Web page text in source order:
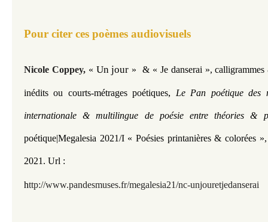
Pour citer ces poèmes audiovisuels
Nicole Coppey, « Un jour » & « Je danserai »,
inédits ou courts-métrages poétiques, Le Pan poétique des
internationale & multilingue de poésie entre théories &
poétique|Megalesia 2021/I «Poésies printanières & colorées »
2021. Url :
http://www.pandesmuses.fr/megalesia21/nc-unjouretjedanserai